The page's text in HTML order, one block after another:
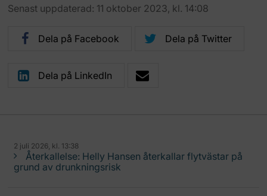
Senast uppdaterad: 11 oktober 2023, kl. 14:08
Dela på Facebook Dela på Twitter
Dela på LinkedIn
2 juli 2026, kl. 13:38
Återkallelse: Helly Hansen återkallar flytvästar på
grund av drunkningsrisk